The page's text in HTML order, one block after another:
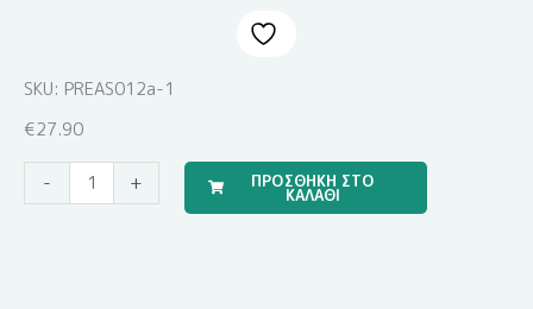
SKU: PREAS012a-1
€27.90
-
Boy
+ ΠΡΟΣΘΗΚΗ ΣΤΟ
ΚΑΛΑΘΙ